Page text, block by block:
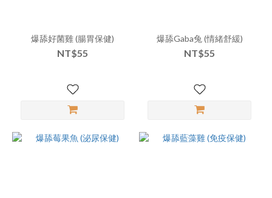
爆舔好菌雞 (腸胃保健)
NT$55
爆舔Gaba兔 (情緒舒緩)
NT$55